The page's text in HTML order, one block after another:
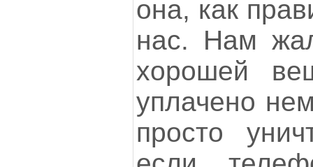
она, как
нас. Нам
хорошей
уплачено
просто